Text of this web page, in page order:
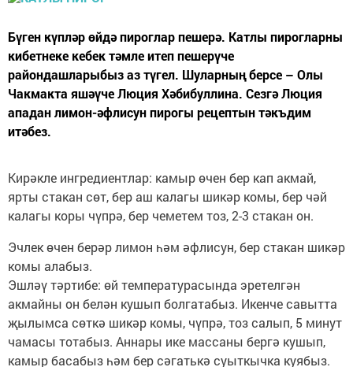
Бүген күпләр өйдә пироглар пешерә. Катлы пирогларны
кибетнеке кебек тәмле итеп пешерүче
райондашларыбыз аз түгел. Шуларның берсе – Олы
Чакмакта яшәүче Люция Хәбибуллина. Сезгә Люция
ападан лимон-әфлисун пирогы рецептын тәкъдим
итәбез.
Кирәкле ингредиентлар: камыр өчен бер кап акмай,
ярты стакан сөт, бер аш калагы шикәр комы, бер чәй
калагы коры чүпрә, бер чеметем тоз, 2-3 стакан он.
Эчлек өчен берәр лимон һәм әфлисун, бер стакан шикәр
комы алабыз.
Эшләү тәртибе: өй температурасында эретелгән
акмайны он белән кушып болгатабыз. Икенче савытта
җылымса сөткә шикәр комы, чүпрә, тоз салып, 5 минут
чамасы тотабыз. Аннары ике массаны бергә кушып,
камыр басабыз һәм бер сәгатькә суыткычка куябыз.